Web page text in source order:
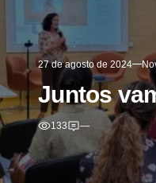
27 de agosto de 2024
Juntos
133 —